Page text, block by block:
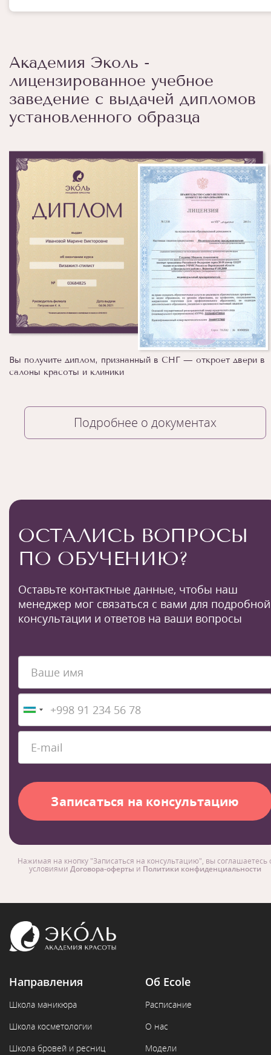
Академия Эколь -
лицензированное учебное
заведение с выдачей дипломов
установленного образца
Вы получите диплом, признанный в СНГ — откроет двери в
салоны красоты и клиники
Подробнее о документах
ОСТАЛИСЬ ВОПРОСЫ
ПО ОБУЧЕНИЮ?
Оставьте контактные данные, чтобы наш
менеджер мог связаться с вами для подробной
консультации и ответов на ваши вопросы
Нажимая на кнопку "Записаться на консультацию", вы соглашаетесь
условиями Договора-оферты и Политики конфиденциальности
Направления
Школа маникюра
Школа косметологии
Школа бровей и ресниц
Об Ecole
Расписание
О нас
Модели